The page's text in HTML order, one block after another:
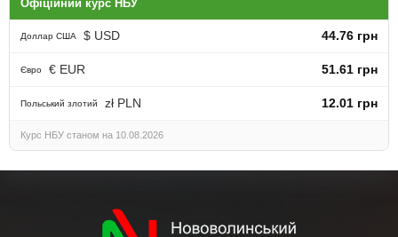
Офіційний курс НБУ
Доллар США $ USD 44.76 грн
Євро € EUR 51.61 грн
Польський злотий zł PLN 12.01 грн
Курс НБУ станом на 10.08.2026